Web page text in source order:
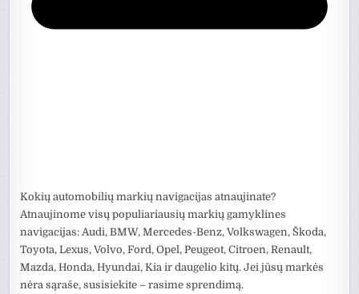
Kokių automobilių markių navigacijas atnaujinate?
Atnaujinome visų populiariausių markių gamyklines
navigacijas: Audi, BMW, Mercedes-Benz, Volkswagen, Škoda,
Toyota, Lexus, Volvo, Ford, Opel, Peugeot, Citroen, Renault,
Mazda, Honda, Hyundai, Kia ir daugelio kitų. Jei jūsų markės
nėra sąraše, susisiekite – rasime sprendimą.